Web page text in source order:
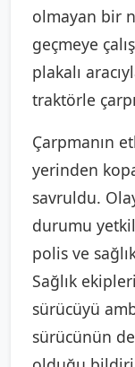
olmayan bir
geçmeye
plakalı
traktörle
Çarpmanın
yerinden
savruldu.
durumu
polis ve
Sağlık
sürücüyü
sürücünün